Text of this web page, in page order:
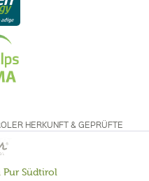
HERKUNFT & GEPRÜFTE
Aktiv
Pur Südtirol